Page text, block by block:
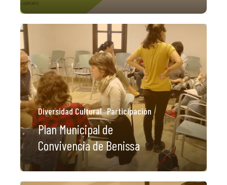
Diversidad Cultural Participación
Plan Municipal de
Convivencia de Benissa